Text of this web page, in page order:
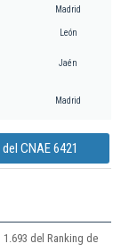
Madrid
León
Jaén
Madrid
CNAE 6421
del Ranking de